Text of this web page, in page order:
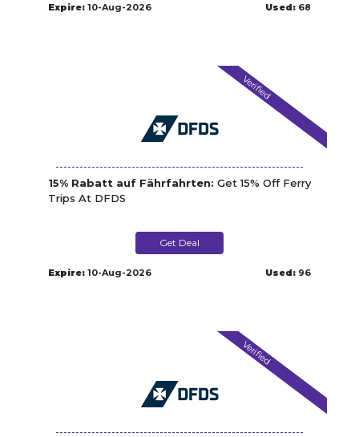
Expire: 10-Aug-2026 Used: 68
Verified
15% Rabatt auf Fährfahrten: Get 15% Off Ferry
Trips At DFDS
Get Deal
Expire: 10-Aug-2026 Used: 96
Verified